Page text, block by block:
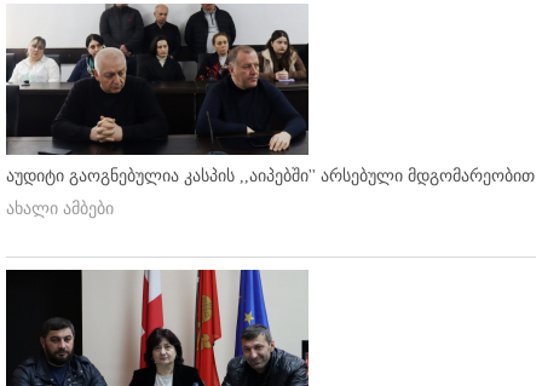
აუდიტი გაოგნებულია კასპის ,,აიპებში'' არსებული მდგომარეობით
ახალი ამბები